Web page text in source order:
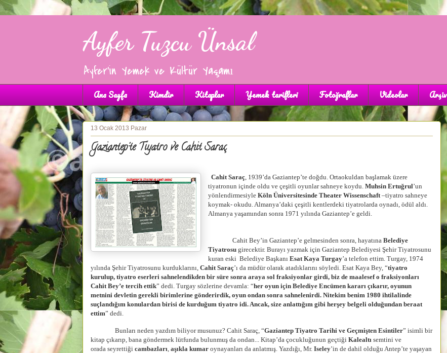
Ayfer Tuzcu Ünsal
Ayfer'in Yemek ve Kültür Yaşamı
Ana Sayfa Kimdir Kitaplar Yemek tarifleri Fotoğraflar Videolar Arşiv
13 Ocak 2013 Pazar
Gaziantep'te Tiyatro ve Cahit Saraç
Cahit Saraç , 1939’da Gaziantep’te doğdu. Ortaokuldan başlamak üzere
tiyatronun içinde oldu ve çeşitli oyunlar sahneye koydu. Muhsin Ertuğrul’un
yönlendirmesiyle Köln Üniversitesinde Theater Wissenschaft –tiyatro sahneye
koymak- okudu. Almanya’daki çeşitli kentlerdeki tiyatrolarda oynadı, ödül aldı.
Almanya yaşamından sonra 1971 yılında Gaziantep’e geldi.
Cahit Bey’in Gaziantep’e gelmesinden sonra, hayatına Belediye
Tiyatrosu girecektir. Burayı yazmak için Gaziantep Belediyesi Şehir Tiyatrosunu
kuran eski Belediye Başkanı Esat Kaya Turgay’a telefon ettim. Turgay, 1974
yılında Şehir Tiyatrosunu kurduklarını, Cahit Saraç’ı da müdür olarak atadıklarını söyledi. Esat Kaya Bey, “tiyatro
kurulup, tiyatro eserleri sahnelendikden bir süre sonra araya sol fraksiyonlar girdi, biz de maalesef o fraksiyonları
Cahit Bey’e tercih ettik” dedi. Turgay sözlerine devamla: “her oyun için Belediye Encümen kararı çıkarır, oyunun
metnini devletin gerekli birimlerine gönderirdik, oyun ondan sonra sahnelenirdi. Nitekim benim 1980 ihtilalinde
suçlandığım konulardan birisi de kurduğum tiyatro idi. Ancak, size anlattığım gibi herşey belgeli olduğundan beraat
ettim” dedi.
Bunları neden yazdım biliyor musunuz? Cahit Saraç, “Gaziantep Tiyatro Tarihi ve Geçmişten Esintiler” isimli bir
kitap çıkarıp, bana göndermek lütfunda bulunmuş da ondan... Kitap’da çocukluğunun geçtiği Kalealtı semtini ve
orada seyrettiği cambazları aşıkla kumar oynayanları da anlatmış. Yazdığı, Mr. Iseley’in de dahil olduğu Antep’te yaşayan